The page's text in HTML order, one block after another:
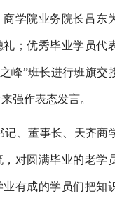
学院业务院长吕东
礼；优秀毕业学员代
峰”班长进行班旗交
强作表态发言。
记、董事长、天齐商
对圆满毕业的老学
有成的学员们把知